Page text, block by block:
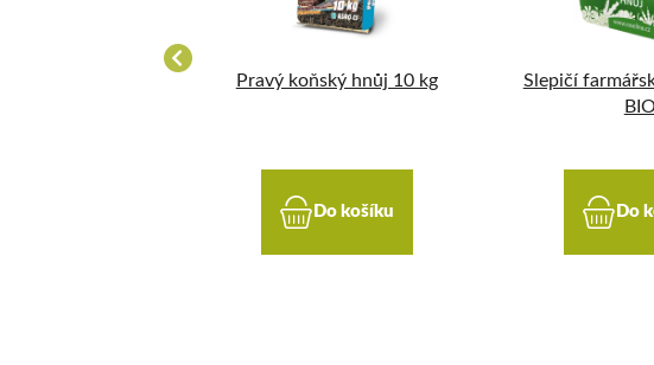
Pravý koňský hnůj 10 kg
Do košíku
Slepičí
BIO
Do